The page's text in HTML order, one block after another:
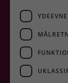
YDEEVNE